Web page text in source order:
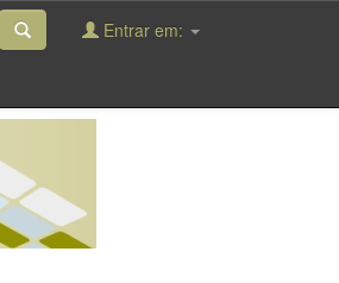
Entrar em: